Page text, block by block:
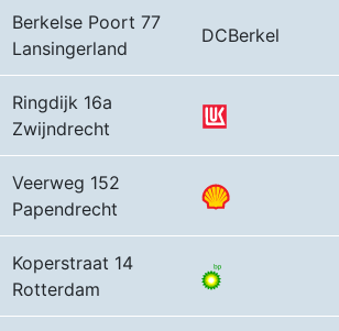
Berkelse Poort 77
Lansingerland
DCBerkel
Ringdijk 16a
Zwijndrecht
Veerweg 152
Papendrecht
Koperstraat 14
Rotterdam